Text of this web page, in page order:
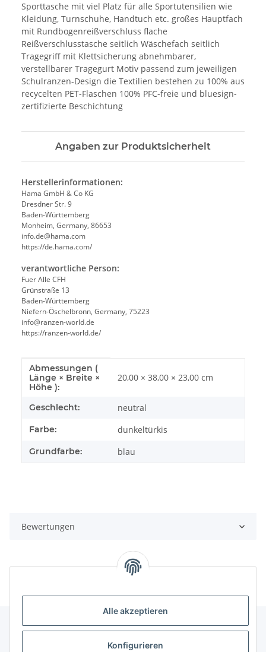
Alle akzeptieren
Konfigurieren
Sporttasche mit viel Platz für alle Sportutensilien wie
Kleidung, Turnschuhe, Handtuch etc. großes Hauptfach
mit Rundbogenreißverschluss flache
Reißverschlusstasche seitlich Wäschefach seitlich
Tragegriff mit Klettsicherung abnehmbarer,
verstellbarer Tragegurt Motiv passend zum jeweiligen
Schulranzen-Design die Textilien bestehen zu 100% aus
recycelten PET-Flaschen 100% PFC-freie und bluesign-
zertifizierte Beschichtung
Angaben zur Produktsicherheit
Herstellerinformationen:
Hama GmbH & Co KG
Dresdner Str. 9
Baden-Württemberg
Monheim, Germany, 86653
info.de@hama.com
https://de.hama.com/
verantwortliche Person:
Fuer Alle CFH
Grünstraße 13
Baden-Württemberg
Niefern-Öschelbronn, Germany, 75223
info@ranzen-world.de
https://ranzen-world.de/
Produkteigenschaft
Wert
Abmessungen (
Länge × Breite ×
Höhe ):
20,00 × 38,00 × 23,00 cm
Geschlecht: neutral
Farbe: dunkeltürkis
Grundfarbe: blau
Bewertungen